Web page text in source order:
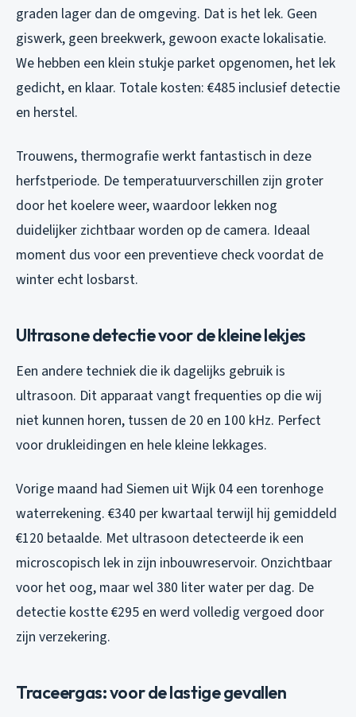
graden lager dan de omgeving. Dat is het lek. Geen
giswerk, geen breekwerk, gewoon exacte lokalisatie.
We hebben een klein stukje parket opgenomen, het lek
gedicht, en klaar. Totale kosten: €485 inclusief detectie
en herstel.
Trouwens, thermografie werkt fantastisch in deze
herfstperiode. De temperatuurverschillen zijn groter
door het koelere weer, waardoor lekken nog
duidelijker zichtbaar worden op de camera. Ideaal
moment dus voor een preventieve check voordat de
winter echt losbarst.
Ultrasone detectie voor de kleine lekjes
Een andere techniek die ik dagelijks gebruik is
ultrasoon. Dit apparaat vangt frequenties op die wij
niet kunnen horen, tussen de 20 en 100 kHz. Perfect
voor drukleidingen en hele kleine lekkages.
Vorige maand had Siemen uit Wijk 04 een torenhoge
waterrekening. €340 per kwartaal terwijl hij gemiddeld
€120 betaalde. Met ultrasoon detecteerde ik een
microscopisch lek in zijn inbouwreservoir. Onzichtbaar
voor het oog, maar wel 380 liter water per dag. De
detectie kostte €295 en werd volledig vergoed door
zijn verzekering.
Traceergas: voor de lastige gevallen